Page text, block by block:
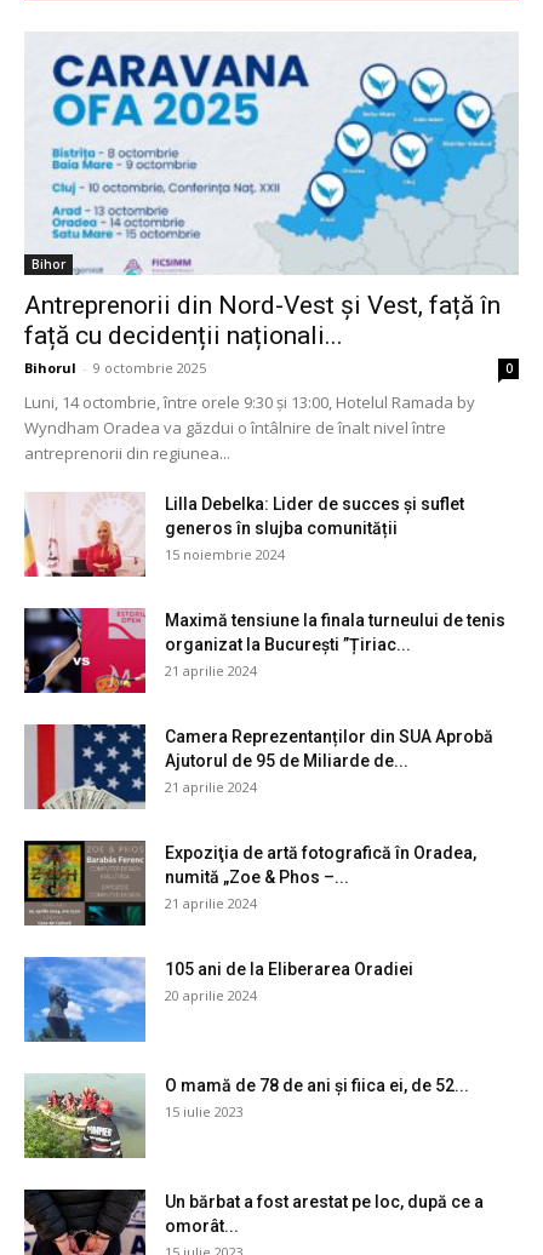
Bihor
Antreprenorii din Nord-Vest și Vest, față în
față cu decidenții naționali...
Bihorul - 9 octombrie 2025 0
Luni, 14 octombrie, între orele 9:30 și 13:00, Hotelul Ramada by
Wyndham Oradea va găzdui o întâlnire de înalt nivel între
antreprenorii din regiunea...
Lilla Debelka: Lider de succes și suflet
generos în slujba comunității
15 noiembrie 2024
Maximă tensiune la finala turneului de tenis
organizat la București ”Țiriac...
21 aprilie 2024
Camera Reprezentanților din SUA Aprobă
Ajutorul de 95 de Miliarde de...
21 aprilie 2024
Expoziţia de artă fotografică în Oradea,
numită „Zoe & Phos –...
21 aprilie 2024
105 ani de la Eliberarea Oradiei
20 aprilie 2024
O mamă de 78 de ani și fiica ei, de 52...
15 iulie 2023
Un bărbat a fost arestat pe loc, după ce a
omorât...